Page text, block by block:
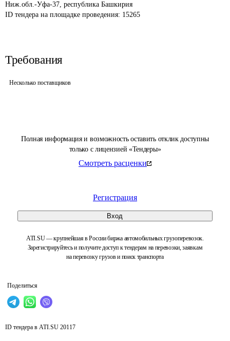
Полная информация и возможность оставить отклик доступны
только с лицензией «Тендеры»
Смотреть расценки
Регистрация
Вход
ATI.SU — крупнейшая в России биржа автомобильных грузоперевозок.
Зарегистрируйтесь и получите доступ к тендерам на перевозки, заявкам
на перевозку грузов и поиск транспорта
Поделиться
Ниж.обл.-Уфа-37, республика Башкирия
ID тендера на площадке проведения: 15265
Требования
Несколько поставщиков
ID тендера в ATI.SU 20117